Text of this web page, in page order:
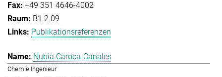
+49 351 4646-4002
B1.2.09
Publikationsreferenzen
Nubia Caroca-Canales
Chemie Ingenieur